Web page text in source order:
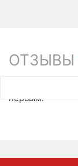
ОТЗЫВЫ
У этого
первым.